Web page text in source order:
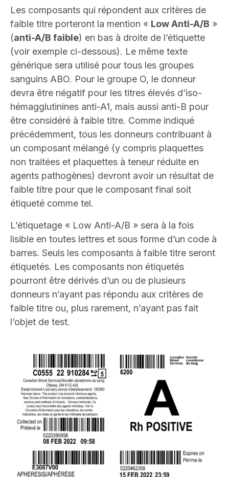
Les composants qui répondent aux critères de
faible titre porteront la mention « Low Anti-A/B »
(anti-A/B faible) en bas à droite de l’étiquette
(voir exemple ci-dessous). Le même texte
générique sera utilisé pour tous les groupes
sanguins ABO. Pour le groupe O, le donneur
devra être négatif pour les titres élevés d’iso-
hémagglutinines anti-A1, mais aussi anti-B pour
être considéré à faible titre. Comme indiqué
précédemment, tous les donneurs contribuant à
un composant mélangé (y compris plaquettes
non traitées et plaquettes à teneur réduite en
agents pathogènes) devront avoir un résultat de
faible titre pour que le composant final soit
étiqueté comme tel.
L’étiquetage « Low Anti-A/B » sera à la fois
lisible en toutes lettres et sous forme d’un code à
barres. Seuls les composants à faible titre seront
étiquetés. Les composants non étiquetés
pourront être dérivés d’un ou de plusieurs
donneurs n’ayant pas répondu aux critères de
faible titre ou, plus rarement, n’ayant pas fait
l’objet de test.